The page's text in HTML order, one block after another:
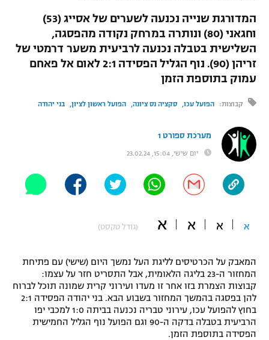
לוח שידורים
ברחבה
"מעל הליגה" – פודקאסט
תקנון עבור פעילות אלקטרה
תקנון עבור פעילות ספורט 1 – "מרלן"
גיימינג E-Sports
תנאי שימוש
הפועל חיפה
הפועל באר שבע
מכבי נתניה
בני יהודה
ליגה טורקית
ליגה סינית
ליגה ברזילאית
ליגות נוספות
ג'ודו
אגרוף
היאבקות WWE
אופניים
כדורמים
פוטבול אמריקאי NFL
בייסבול MLB
ספורט אתגרי ואקסטרים
המדורגת שנייה נכנעה לשערים של אסייג (53)
וחגאני (80) ונותרה במרחק נקודה מהפסגה,
השלישית בטבלה נכנעה לרביעית משער דרמטי של
זריהן (90). נוף הגליל הפסידה 2:1 לאום אל פאחם
עמוק בתוספת הזמן
קבוצות: הפועל עכו סקציה נס ציונה הפועל ראשון לציון בני יהודה
מערכת ספורט 1
יום שישי, 15:04, 23.02.24
א א א א (גודל טקסט)
המאבק על הכרטיסים לליגת העל נמשך היום (שישי) עם פתיחת
המחזור ה-23 בליגה הלאומית, אבל התסריט חזר על עצמו:
קבוצות הצמרת בזו אחר זו מעדו ועירוני קרית שמונה תוכל לברוח
להן בפסגה בהמשך המחזור בשבוע הבא. בני יהודה הפסידה 2:1
בחוץ להפועל עכו, עירוני טבריה נכנעה בביתה 1:0 למכבי יפו
הרביעית בטבלה בדקה ה-90 וגם הפועל נוף הגליל החמישית
הפסידה בתוספת הזמן.